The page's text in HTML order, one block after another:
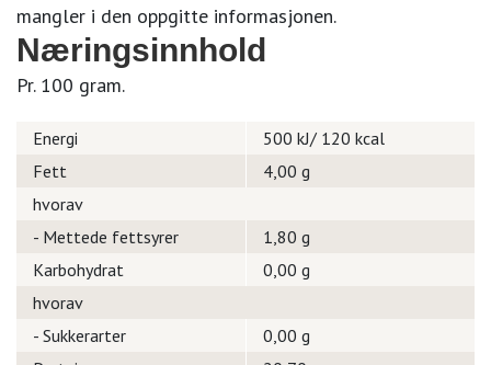
mangler i den oppgitte informasjonen.
Næringsinnhold
Pr. 100 gram.
Energi
500 kJ/ 120 kcal
Fett
4,00 g
hvorav
- Mettede fettsyrer
1,80 g
Karbohydrat
0,00 g
hvorav
- Sukkerarter
0,00 g